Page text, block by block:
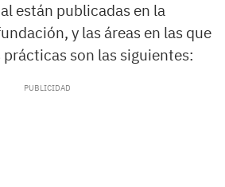
están publicadas en la
y las áreas en las que
son las siguientes: